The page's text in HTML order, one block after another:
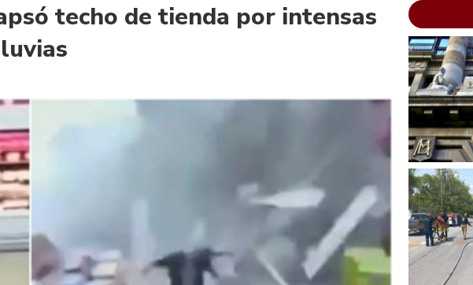
techo de tienda por intensas